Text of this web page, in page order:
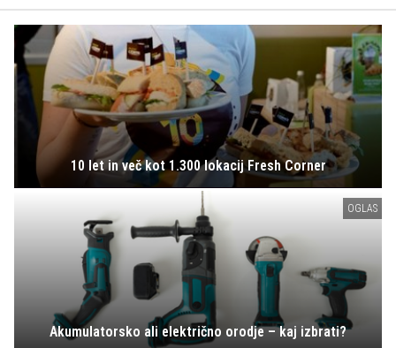
10 let in več kot 1.300 lokacij Fresh Corner
OGLAS
Akumulatorsko ali električno orodje – kaj izbrati?